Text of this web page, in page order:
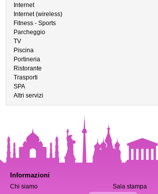
Internet
Internet (wireless)
Fitness - Sports
Parcheggio
TV
Piscina
Portineria
Ristorante
Trasporti
SPA
Altri servizi
Informazioni
Chi siamo
Sala stampa